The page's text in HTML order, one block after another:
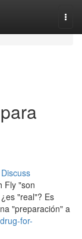
Discuss
Fly "son
"real"? Es
"preparación" a
for-